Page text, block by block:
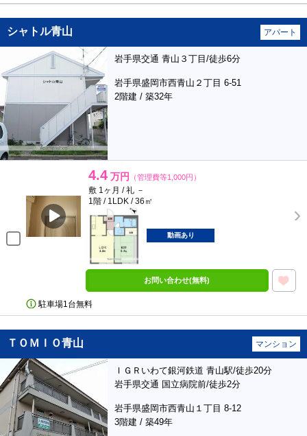
シャトル青山 アパート
岩手県交通 青山３丁目/徒歩6分
岩手県盛岡市西青山２丁目 6-51
2階建 / 築32年
4.4 万円 （管理費等1,000円）
敷 1ヶ月 / 礼 －
1階 / 1LDK / 36㎡
動画あり
お問い合わせ(無料)
駐車場1台無料
ＴＯＭＩＯ青山 マンション
ＩＧＲいわて銀河鉄道 青山駅/徒歩20分
岩手県交通 国立病院前/徒歩2分
岩手県盛岡市西青山１丁目 8-12
3階建 / 築49年